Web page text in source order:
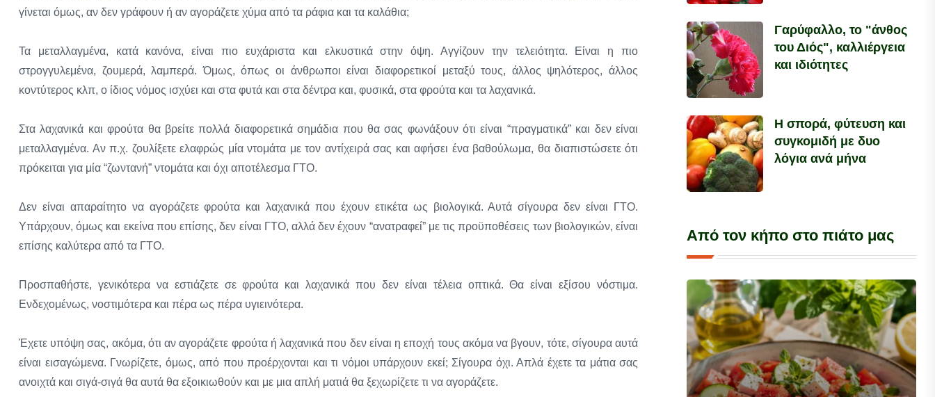
γίνεται όμως, αν δεν γράφουν ή αν αγοράζετε χύμα από τα ράφια και τα καλάθια;
Τα μεταλλαγμένα, κατά κανόνα, είναι πιο ευχάριστα και ελκυστικά στην όψη. Αγγίζουν την τελειότητα. Είναι η πιο
στρογγυλεμένα, ζουμερά, λαμπερά. Όμως, όπως οι άνθρωποι είναι διαφορετικοί μεταξύ τους, άλλος ψηλότερος, άλλος
κοντύτερος κλπ, ο ίδιος νόμος ισχύει και στα φυτά και στα δέντρα και, φυσικά, στα φρούτα και τα λαχανικά.
Στα λαχανικά και φρούτα θα βρείτε πολλά διαφορετικά σημάδια που θα σας φωνάξουν ότι είναι “πραγματικά” και δεν είναι
μεταλλαγμένα. Αν π.χ. ζουλίξετε ελαφρώς μία ντομάτα με τον αντίχειρά σας και αφήσει ένα βαθούλωμα, θα διαπιστώσετε ότι
πρόκειται για μία “ζωντανή” ντομάτα και όχι αποτέλεσμα ΓΤΟ.
Δεν είναι απαραίτητο να αγοράζετε φρούτα και λαχανικά που έχουν ετικέτα ως βιολογικά. Αυτά σίγουρα δεν είναι ΓΤΟ.
Υπάρχουν, όμως και εκείνα που επίσης, δεν είναι ΓΤΟ, αλλά δεν έχουν “ανατραφεί” με τις προϋποθέσεις των βιολογικών, είναι
επίσης καλύτερα από τα ΓΤΟ.
Προσπαθήστε, γενικότερα να εστιάζετε σε φρούτα και λαχανικά που δεν είναι τέλεια οπτικά. Θα είναι εξίσου νόστιμα.
Ενδεχομένως, νοστιμότερα και πέρα ως πέρα υγιεινότερα.
Έχετε υπόψη σας, ακόμα, ότι αν αγοράζετε φρούτα ή λαχανικά που δεν είναι η εποχή τους ακόμα να βγουν, τότε, σίγουρα αυτά
είναι εισαγώμενα. Γνωρίζετε, όμως, από που προέρχονται και τι νόμοι υπάρχουν εκεί; Σίγουρα όχι. Απλά έχετε τα μάτια σας
ανοιχτά και σιγά-σιγά θα αυτά θα εξοικιωθούν και με μια απλή ματιά θα ξεχωρίζετε τι να αγοράζετε.
Γαρύφαλλο, το "άνθος
του Διός", καλλιέργεια
και ιδιότητες
Η σπορά, φύτευση και
συγκομιδή με δυο
λόγια ανά μήνα
Από τον κήπο στο πιάτο μας